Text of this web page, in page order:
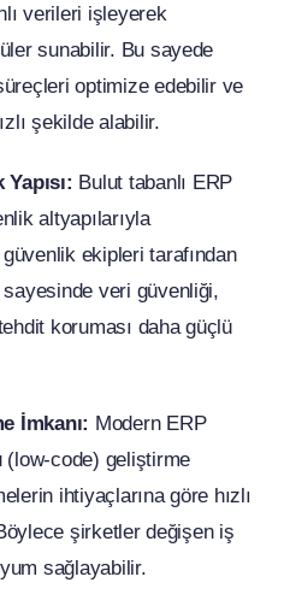
verileri işleyerek
sunabilir. Bu sayede
optimize edebilir ve
şekilde alabilir.
Bulut tabanlı ERP
altyapılarıyla
ekipleri tarafından
veri güvenliği,
koruması daha güçlü
İmkanı: Modern ERP
(low-code) geliştirme
ihtiyaçlarına göre hızlı
şirketler değişen iş
sağlayabilir.